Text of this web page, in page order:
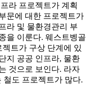
라 프로젝트가 계획
문에 대한 프로젝트가
라 및 물환경관리 부
을 이룬다. 웨스트벵골
트가 구상 단계에 있
지 공공 인프라, 물환
것으로 보인다. 라자
철도 프로젝트가 많다.